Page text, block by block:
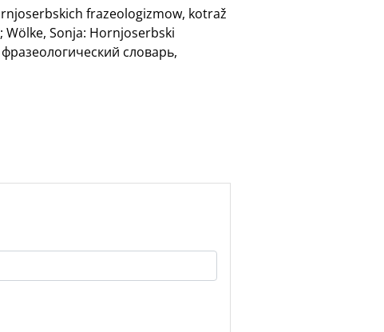
frazeologizmow, kotraž
Wölke, Sonja: Hornjoserbski
словарь,